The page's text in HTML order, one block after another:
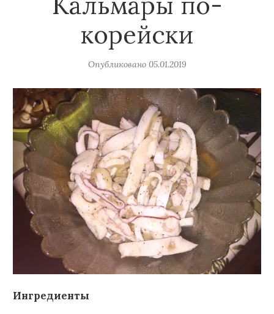
корейски
Опубликовано 05.01.2019
Ингредиенты